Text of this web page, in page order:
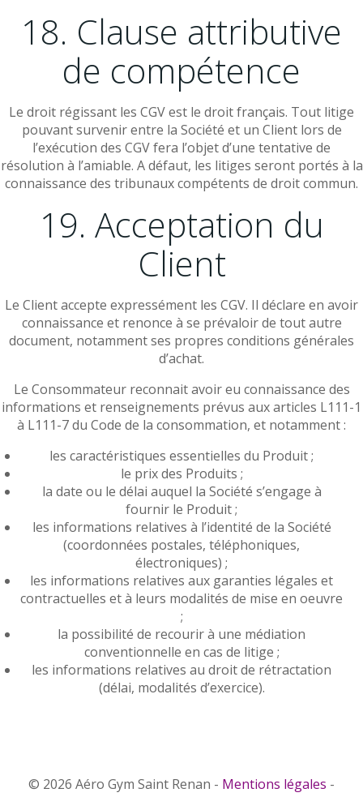
18. Clause attributive
de compétence
Le droit régissant les CGV est le droit français. Tout litige
pouvant survenir entre la Société et un Client lors de
l’exécution des CGV fera l’objet d’une tentative de
résolution à l’amiable. A défaut, les litiges seront portés à la
connaissance des tribunaux compétents de droit commun.
19. Acceptation du
Client
Le Client accepte expressément les CGV. Il déclare en avoir
connaissance et renonce à se prévaloir de tout autre
document, notamment ses propres conditions générales
d’achat.
Le Consommateur reconnait avoir eu connaissance des
informations et renseignements prévus aux articles L111-1
à L111-7 du Code de la consommation, et notamment :
les caractéristiques essentielles du Produit ;
le prix des Produits ;
la date ou le délai auquel la Société s’engage à
fournir le Produit ;
les informations relatives à l’identité de la Société
(coordonnées postales, téléphoniques,
électroniques) ;
les informations relatives aux garanties légales et
contractuelles et à leurs modalités de mise en oeuvre
;
la possibilité de recourir à une médiation
conventionnelle en cas de litige ;
les informations relatives au droit de rétractation
(délai, modalités d’exercice).
© 2026 Aéro Gym Saint Renan - Mentions légales -